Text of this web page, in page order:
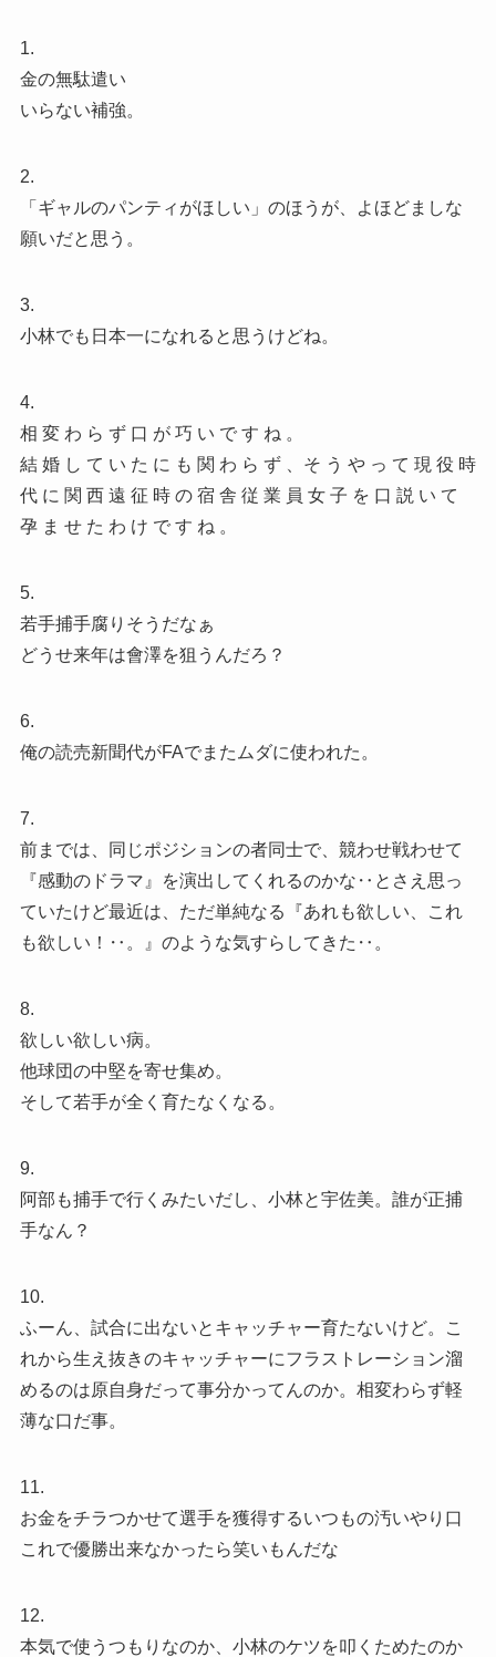
1.
金の無駄遣い
いらない補強。
2.
「ギャルのパンティがほしい」のほうが、よほどましな
願いだと思う。
3.
小林でも日本一になれると思うけどね。
4.
相 変 わ ら ず 口 が 巧 い で す ね 。
結 婚 し て い た に も 関 わ ら ず 、そ う や っ て 現 役 時
代 に 関 西 遠 征 時 の 宿 舎 従 業 員 女 子 を 口 説 い て
孕 ま せ た わ け で す ね 。
5.
若手捕手腐りそうだなぁ
どうせ来年は會澤を狙うんだろ？
6.
俺の読売新聞代がFAでまたムダに使われた。
7.
前までは、同じポジションの者同士で、競わせ戦わせて
『感動のドラマ』を演出してくれるのかな‥とさえ思っ
ていたけど最近は、ただ単純なる『あれも欲しい、これ
も欲しい！‥。』のような気すらしてきた‥。
8.
欲しい欲しい病。
他球団の中堅を寄せ集め。
そして若手が全く育たなくなる。
9.
阿部も捕手で行くみたいだし、小林と宇佐美。誰が正捕
手なん？
10.
ふーん、試合に出ないとキャッチャー育たないけど。こ
れから生え抜きのキャッチャーにフラストレーション溜
めるのは原自身だって事分かってんのか。相変わらず軽
薄な口だ事。
11.
お金をチラつかせて選手を獲得するいつもの汚いやり口
これで優勝出来なかったら笑いもんだな
12.
本気で使うつもりなのか、小林のケツを叩くためたのか